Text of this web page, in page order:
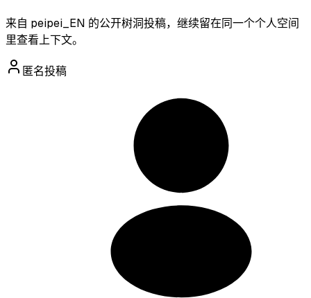
来自 peipei_EN 的公开树洞投稿，继续留在同一个个人空间
里查看上下文。
匿名投稿